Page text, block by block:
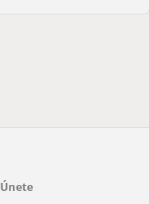
Únete